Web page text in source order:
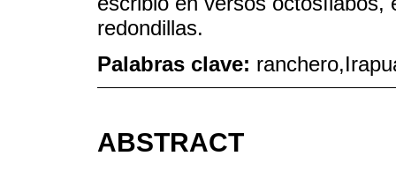
redondillas.
Palabras clave:
ABSTRACT